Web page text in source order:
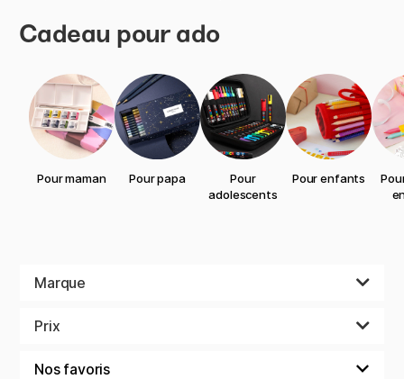
Cadeau pour ado
Pour maman Pour papa
Pour
adolescents
Pour enfants
Marque
Prix